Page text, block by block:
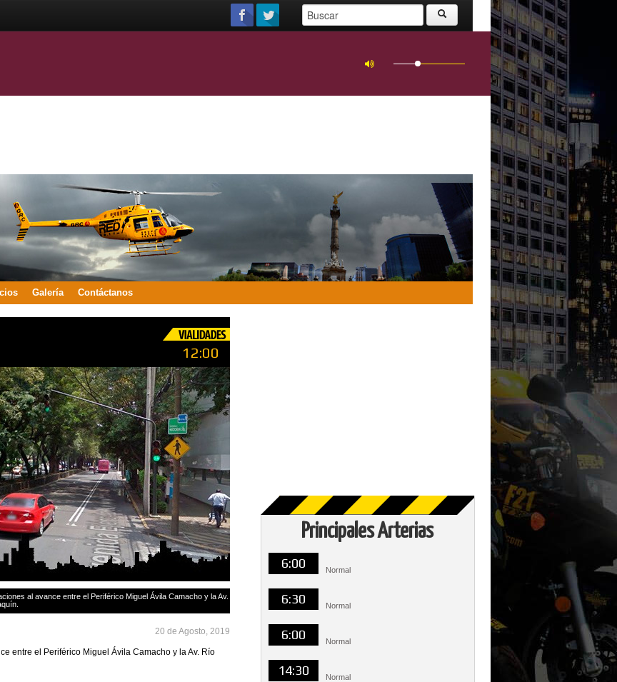
Galería Contáctanos
12:00
al avance entre el Periférico Miguel Ávila Camacho y la Av.
20 de Agosto, 2019
entre el Periférico Miguel Ávila Camacho y la Av. Río
Principales Arterias
6:00 Normal
6:30 Normal
6:00 Normal
14:30 Normal